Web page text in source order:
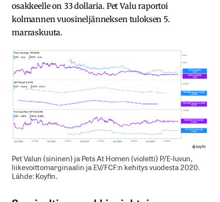
osakkeelle on 33 dollaria. Pet Valu raportoi
kolmannen vuosineljänneksen tuloksen 5.
marraskuuta.
Pet Valun (sininen) ja Pets At Homen (violetti) P/E-luvun,
liikevoittomarginaalin ja EV/FCF:n kehitys vuodesta 2020.
Lähde: Koyfin.